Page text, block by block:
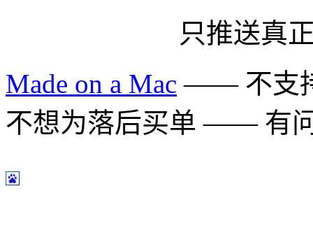
只推送真
Made on a Mac —— 不支
不想为落后买单 —— 有